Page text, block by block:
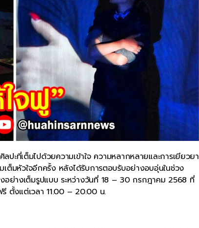
ที่เต็มไปด้วยความเข้าใจ ความหลากหลายและการเยียวยา
ต็มหัวใจอีกครั้ง หลังได้รับการตอบรับอย่างอบอุ่นในช่วง
ย่างเต็มรูปแบบ ระหว่างวันที่ 18 – 30 กรกฎาคม 2568 ที่
รี ตั้งแต่เวลา 11.00 – 20.00 น.